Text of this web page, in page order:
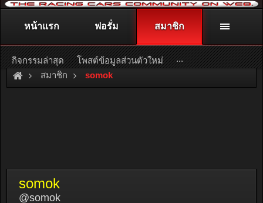
ติดต่อลงโฆษณา racingweb@gmail.comหรือโทร. 081-811-1138
หรืออ่านรายละเอียดเพิ่มเติม คลิกที่นี่
สมาชิก somok
somok
@somok
หน้าแรก ฟอรั่ม สมาชิก
กิจกรรมล่าสุด โพสต์ข้อมูลส่วนตัวใหม่ ...